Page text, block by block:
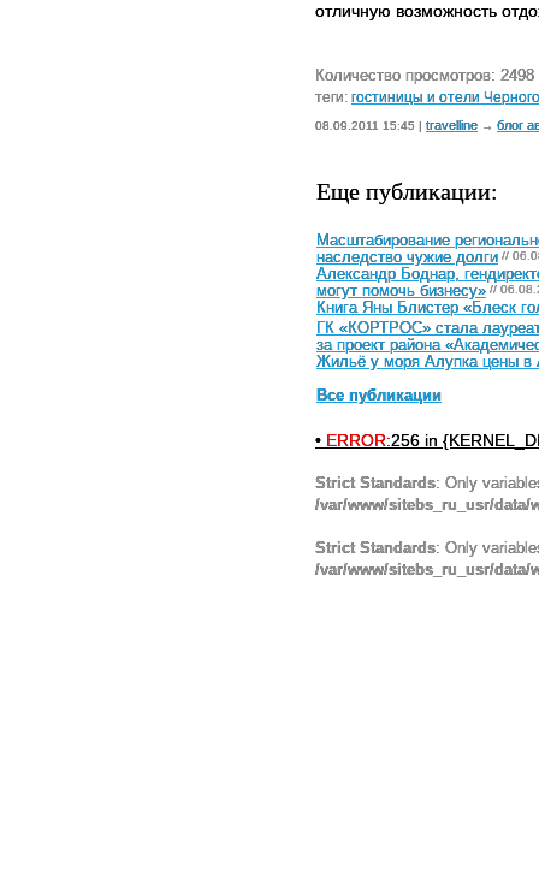
отличную возможность
Количество просмотров: 2498
теги: гостиницы и отели
08.09.2011 15:45 | travelline → блог
Еще публикации:
Масштабирование
наследство чужие долги //
Александр Боднар,
могут помочь бизнесу» //
Книга Яны Блистер «Блеск
ГК «КОРТРОС» стала
за проект района
Жильё у моря Алупка цены в
Все публикации
• ERROR:256 in
Strict Standards: Only
/var/www/sitebs_ru_usr/
Strict Standards: Only
/var/www/sitebs_ru_usr/